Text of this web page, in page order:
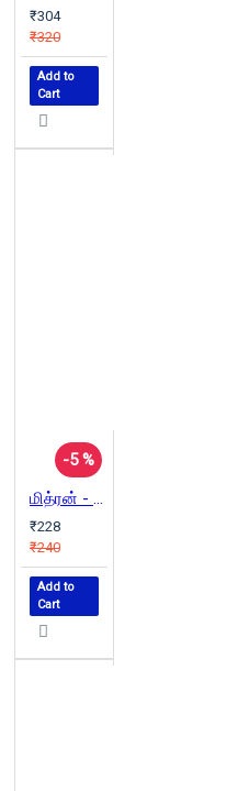
₹304
₹320
Add to
Cart
-5 %
மித்ரன் - சோழ தூதுவனின் கதை
₹228
₹240
Add to
Cart